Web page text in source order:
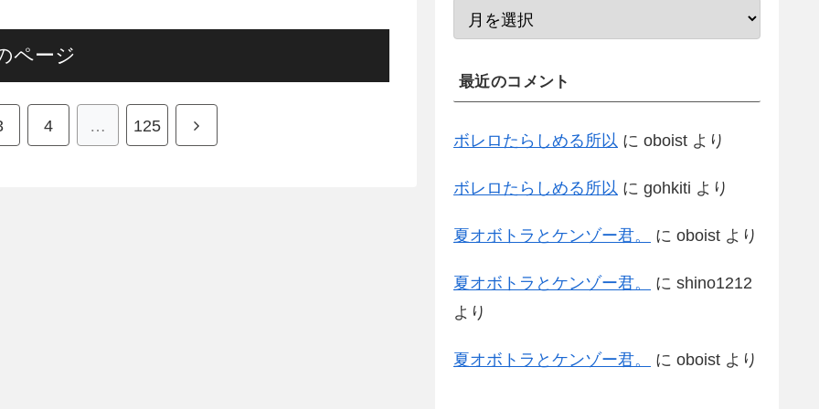
ページ
4 … 125
最近のコメント
ボレロたらしめる所以 に oboist より
ボレロたらしめる所以 に gohkiti より
夏オボトラとケンゾー君。 に oboist より
夏オボトラとケンゾー君。 に shino1212
より
夏オボトラとケンゾー君。 に oboist より